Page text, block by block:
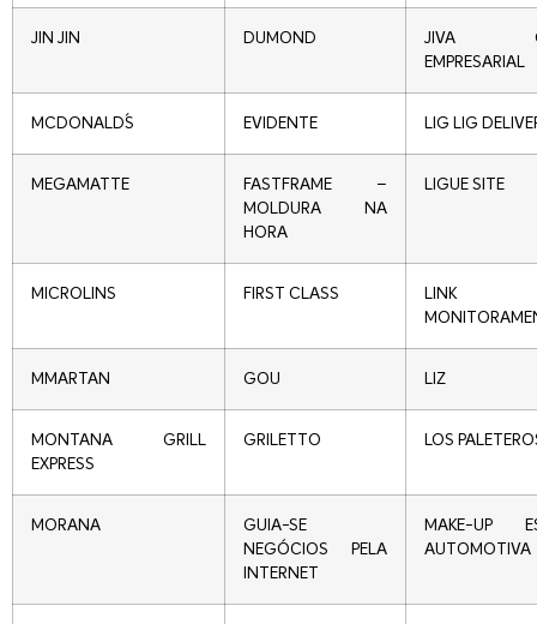
JIN JIN DUMOND
JIVA
EMPRESARIAL
MCDONALD´S EVIDENTE LIG LIG
MEGAMATTE
FASTFRAME –
MOLDURA NA
HORA
LIGUE SITE
MICROLINS FIRST CLASS
LINK
MMARTAN GOU LIZ
MONTANA GRILL
EXPRESS
GRILETTO LOS
MORANA
GUIA-SE
NEGÓCIOS PELA
INTERNET
MAKE-UP
AUTOMOTIVA